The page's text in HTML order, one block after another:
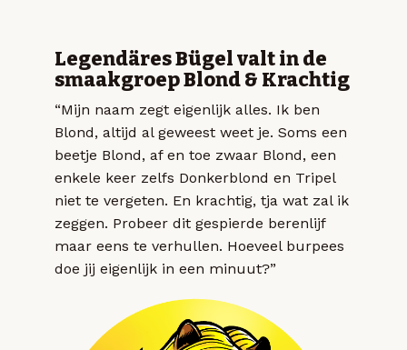
Legendäres Bügel valt in de
smaakgroep Blond & Krachtig
“Mijn naam zegt eigenlijk alles. Ik ben
Blond, altijd al geweest weet je. Soms een
beetje Blond, af en toe zwaar Blond, een
enkele keer zelfs Donkerblond en Tripel
niet te vergeten. En krachtig, tja wat zal ik
zeggen. Probeer dit gespierde berenlijf
maar eens te verhullen. Hoeveel burpees
doe jij eigenlijk in een minuut?”